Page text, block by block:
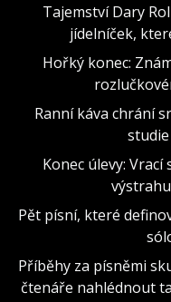
Tajemství Dary
jídelníček,
Hořký konec:
Ranní káva chrání
Konec úlevy:
Pět písní, které
Příběhy za písněmi
čtenáře nahlédnout